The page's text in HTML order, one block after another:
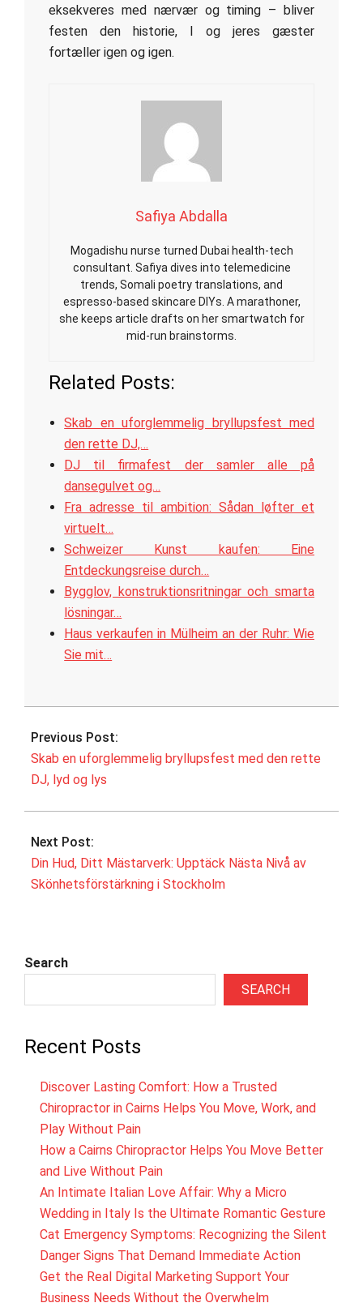
eksekveres med nærvær og timing – bliver
festen den historie, I og jeres gæster
fortæller igen og igen.
Safiya Abdalla
Mogadishu nurse turned Dubai health-tech
consultant. Safiya dives into telemedicine
trends, Somali poetry translations, and
espresso-based skincare DIYs. A marathoner,
she keeps article drafts on her smartwatch for
mid-run brainstorms.
Related Posts:
Skab en uforglemmelig bryllupsfest med
den rette DJ,…
DJ til firmafest der samler alle på
dansegulvet og…
Fra adresse til ambition: Sådan løfter et
virtuelt…
Schweizer Kunst kaufen: Eine
Entdeckungsreise durch…
Bygglov, konstruktionsritningar och smarta
lösningar…
Haus verkaufen in Mülheim an der Ruhr: Wie
Sie mit…
2025-
15
Previous Post:
Skab en uforglemmelig bryllupsfest med den rette
DJ, lyd og lys
Next Post:
Din Hud, Ditt Mästarverk: Upptäck Nästa Nivå av
Skönhetsförstärkning i Stockholm
Search
SEARCH
Recent Posts
Discover Lasting Comfort: How a Trusted
Chiropractor in Cairns Helps You Move, Work, and
Play Without Pain
How a Cairns Chiropractor Helps You Move Better
and Live Without Pain
An Intimate Italian Love Affair: Why a Micro
Wedding in Italy Is the Ultimate Romantic Gesture
Cat Emergency Symptoms: Recognizing the Silent
Danger Signs That Demand Immediate Action
Get the Real Digital Marketing Support Your
Business Needs Without the Overwhelm